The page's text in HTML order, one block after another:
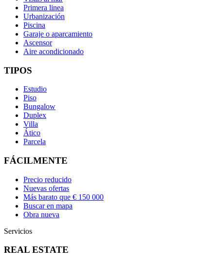
Primera linea
Urbanización
Piscina
Garaje o aparcamiento
Ascensor
Aire acondicionado
TIPOS
Estudio
Piso
Bungalow
Duplex
Villa
Ático
Parcela
FÁCILMENTE
Precio reducido
Nuevas ofertas
Más barato que € 150 000
Buscar en mapa
Obra nueva
Servicios
REAL ESTATE